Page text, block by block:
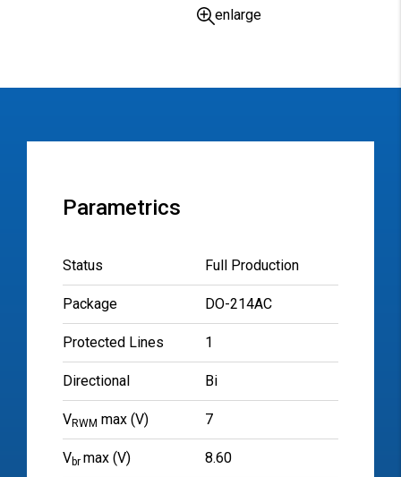
enlarge
Parametrics
Status Full Production
Package DO-214AC
Protected Lines 1
Directional Bi
VRWM max (V) 7
Vbr max (V) 8.60